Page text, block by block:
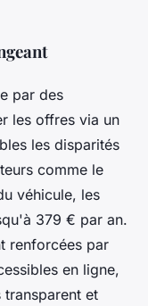
par des
les offres via un
les disparités
comme le
véhicule, les
379 € par an.
renforcées par
en ligne,
et